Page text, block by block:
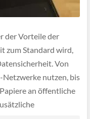
der Vorteile der
zum Standard wird,
Von
nutzen, bis
an öffentliche